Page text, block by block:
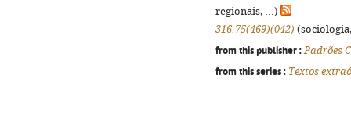
regionais, ...)
316.75(469)(042)
from this publisher : Padrões
from this series : Textos